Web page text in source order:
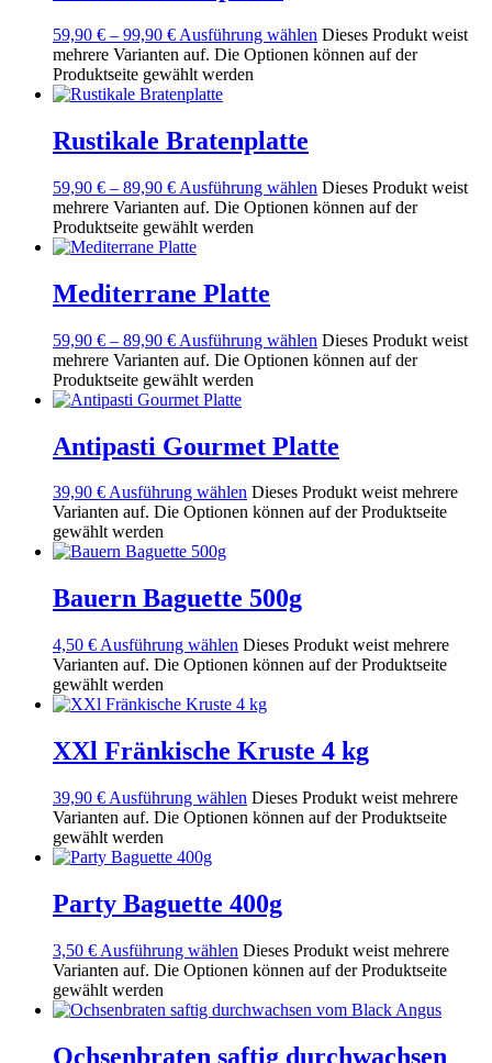
59,90 € – 99,90 € Ausführung wählen Dieses Produkt weist
mehrere Varianten auf. Die Optionen können auf der
Produktseite gewählt werden
Rustikale Bratenplatte
59,90 € – 89,90 € Ausführung wählen Dieses Produkt weist
mehrere Varianten auf. Die Optionen können auf der
Produktseite gewählt werden
Mediterrane Platte
59,90 € – 89,90 € Ausführung wählen Dieses Produkt weist
mehrere Varianten auf. Die Optionen können auf der
Produktseite gewählt werden
Antipasti Gourmet Platte
39,90 €Ausführung wählen Dieses Produkt weist mehrere
Varianten auf. Die Optionen können auf der Produktseite
gewählt werden
Bauern Baguette 500g
4,50 € Ausführung wählen Dieses Produkt weist mehrere
Varianten auf. Die Optionen können auf der Produktseite
gewählt werden
XXl Fränkische Kruste 4 kg
39,90 € Ausführung wählen Dieses Produkt weist mehrere
Varianten auf. Die Optionen können auf der Produktseite
gewählt werden
Party Baguette 400g
3,50 € Ausführung wählen Dieses Produkt weist mehrere
Varianten auf. Die Optionen können auf der Produktseite
gewählt werden
Ochsenbraten saftig durchwachsen